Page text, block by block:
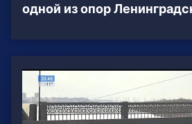
одной из опор